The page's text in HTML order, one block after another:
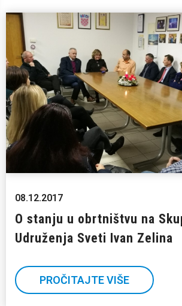
08.12.2017
O stanju u obrtništvu na
Udruženja Sveti Ivan Zelina
PROČITAJTE VIŠE